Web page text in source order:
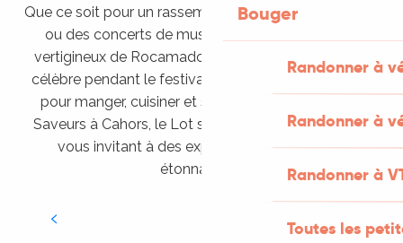
Bouger
Randonner à
Randonner à
Randonner à
Toutes les
Que ce soit pour un rassemblement de montgolfières
ou des concerts de musique sacrée dans le site
vertigineux de Rocamadour, pour écouter un opéra
célèbre pendant le festival de Saint-Céré ou encore
pour manger, cuisiner et s’amuser pendant Lot of
Saveurs à Cahors, le Lot sait vous mettre à l’aise en
vous invitant à des expériences sensorielles
étonnantes !
Festival Lot of Saveurs